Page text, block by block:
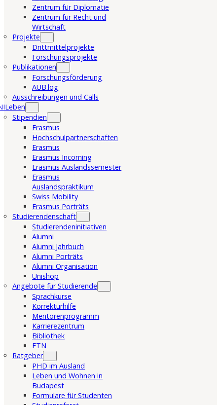
Zentrum für Diplomatie
Zentrum für Recht und
Wirtschaft
Projekte
Drittmittelprojekte
Forschungsprojekte
Publikationen
Forschungsförderung
AUB.log
Ausschreibungen und Calls
Stipendien
Erasmus
Hochschulpartnerschaften
Erasmus
Erasmus Incoming
Erasmus Auslandssemester
Erasmus
Auslandspraktikum
Swiss Mobility
Erasmus Porträts
Studierendenschaft
Studierendeninitiativen
Alumni
Alumni Jahrbuch
Alumni Porträts
Alumni Organisation
Unishop
Angebote für Studierende
Sprachkurse
Korrekturhilfe
Mentorenprogramm
Karrierezentrum
Bibliothek
ETN
Ratgeber
PHD im Ausland
Leben und Wohnen in
Budapest
Formulare für Studenten